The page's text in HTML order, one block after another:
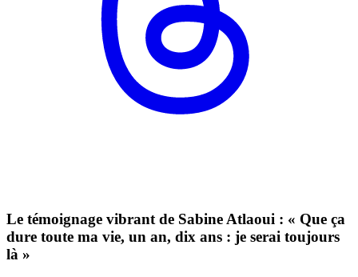
Le témoignage vibrant de Sabine Atlaoui : « Que ça
dure toute ma vie, un an, dix ans : je serai toujours
là »